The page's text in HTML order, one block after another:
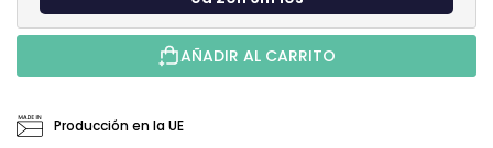
AÑADIR AL CARRITO
Producción en la UE